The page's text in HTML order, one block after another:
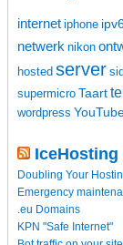
internet iphone
netwerk nikon
hosted server
supermicro Taart
wordpress
IceHosting
Doubling Your
Emergency
.eu Domains
KPN "Safe Internet"